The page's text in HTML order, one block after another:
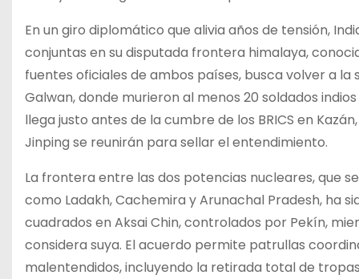
En un giro diplomático que alivia años de tensión,
conjuntas en su disputada frontera himalaya,
fuentes oficiales de ambos países, busca volver a
Galwan, donde murieron al menos 20 soldados
llega justo antes de la cumbre de los BRICS en
Jinping se reunirán para sellar el entendimiento.
La frontera entre las dos potencias nucleares, que
como Ladakh, Cachemira y Arunachal Pradesh, ha
cuadrados en Aksai Chin, controlados por Pekín,
considera suya. El acuerdo permite patrullas
malentendidos, incluyendo la retirada total de